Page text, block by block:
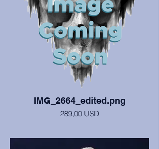
IMG_2664_edited.png
289,00 USD
zubima i područjem apscesa, inače je u